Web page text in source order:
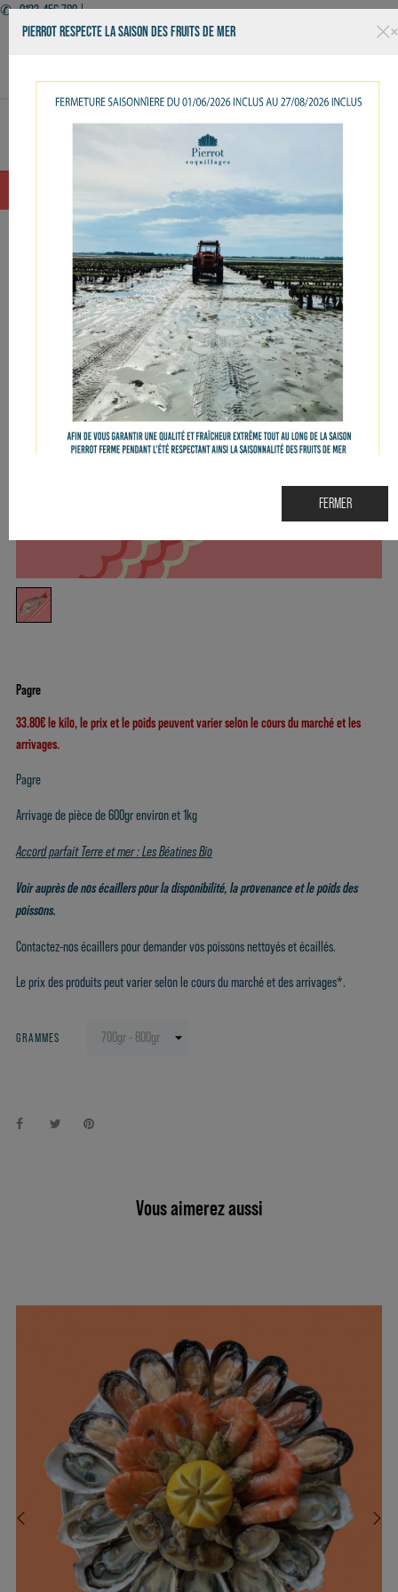
✆ +0123-456-789 |
FacebookTwitter YouTube
OUVERT 7J7 - LIVRAISON - KIOSQUE - RESTAURANT
Pagre
33.80€ le kilo, le prix et le poids peuvent varier selon le cours du marché et les
arrivages.
Pagre
Arrivage de pièce de 600gr environ et 1kg
Accord parfait Terre et mer : Les Béatines Bio
Voir auprès de nos écaillers pour la disponibilité, la provenance et le poids des
poissons.
Contactez-nos écaillers pour demander vos poissons nettoyés et écaillés.
Le prix des produits peut varier selon le cours du marché et des arrivages*.
GRAMMES
Vous aimerez aussi
×
PIERROT RESPECTE LA SAISON DES FRUITS DE MER
FERMER